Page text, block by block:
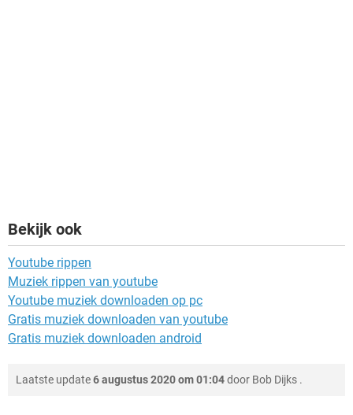
Bekijk ook
Youtube rippen
Muziek rippen van youtube
Youtube muziek downloaden op pc
Gratis muziek downloaden van youtube
Gratis muziek downloaden android
Laatste update6 augustus 2020 om 01:04door Bob Dijks .